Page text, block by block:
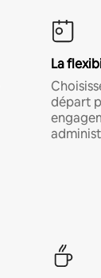
La
départ